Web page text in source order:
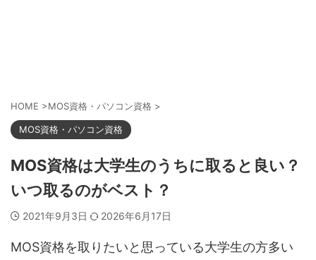
HOME >MOS資格・パソコン資格 >
MOS資格・パソコン資格
MOS資格は大学生のうちに取ると良い？
いつ取るのがベスト？
2021年9月3日 2026年6月17日
MOS資格を取りたいと思っている大学生の方多い